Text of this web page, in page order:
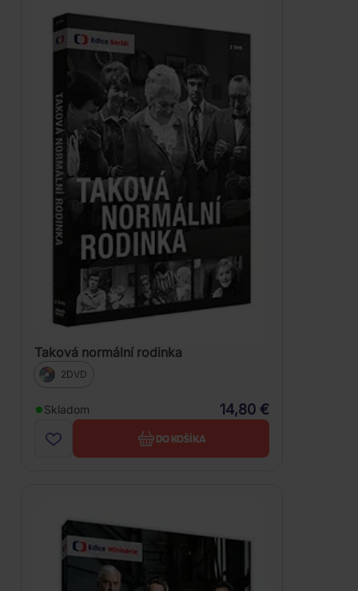
Taková normální rodinka
2DVD
Skladom 14,80 €
DO KOŠÍKA